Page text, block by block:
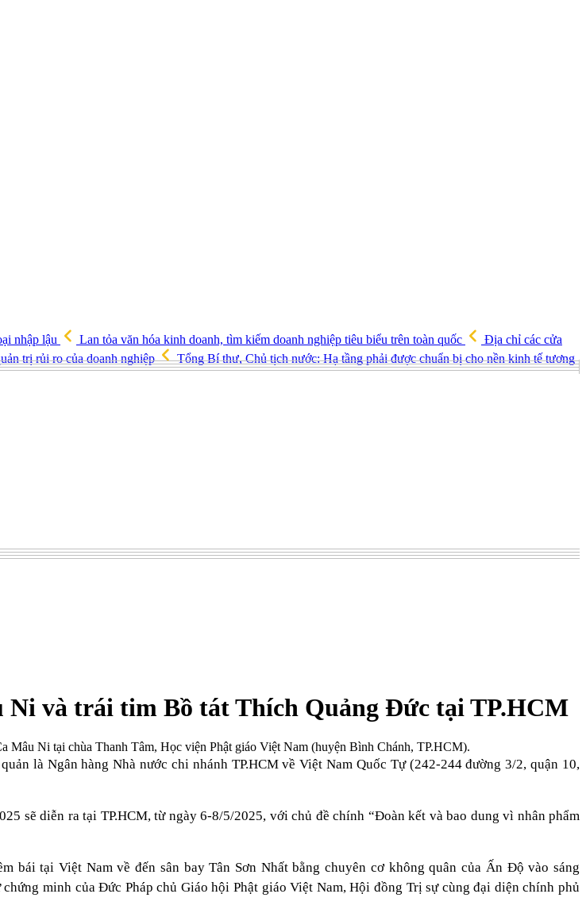
nhập lậu
Lan tỏa văn hóa kinh doanh, tìm kiếm doanh nghiệp tiêu biểu trên toàn quốc
Địa chỉ các cửa
trị rủi ro của doanh nghiệp
Tổng Bí thư, Chủ tịch nước: Hạ tầng phải được chuẩn bị cho nền kinh tế tương
và trái tim Bồ tát Thích Quảng Đức tại TP.HCM
Ni tại chùa Thanh Tâm, Học viện Phật giáo Việt Nam (huyện Bình Chánh, TP.HCM).
là Ngân hàng Nhà nước chi nhánh TP.HCM về Việt Nam Quốc Tự (242-244 đường 3/2, quận 10,
sẽ diễn ra tại TP.HCM, từ ngày 6-8/5/2025, với chủ đề chính “Đoàn kết và bao dung vì nhân phẩm
tại Việt Nam về đến sân bay Tân Sơn Nhất bằng chuyên cơ không quân của Ấn Độ vào sáng
minh của Đức Pháp chủ Giáo hội Phật giáo Việt Nam, Hội đồng Trị sự cùng đại diện chính phủ